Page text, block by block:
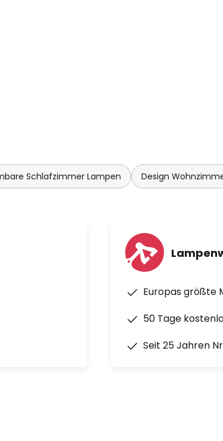
Schlafzimmer Lampen Design
Europas größte
50 Tage
Seit 25 Jahren